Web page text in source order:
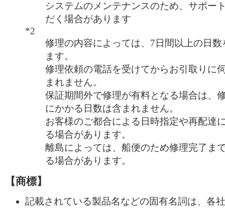
システムのメンテナンスのため、サポー
だく場合があります
*2
修理の内容によっては、7日間以上の日
ます。
修理依頼の電話を受けてからお引取りに
まれません。
保証期間外で修理が有料となる場合は、
にかかる日数は含まれません。
お客様のご都合による日時指定や再配達
る場合があります。
離島によっては、船便のため修理完了ま
る場合があります。
【商標】
記載されている製品名などの固有名詞は、各